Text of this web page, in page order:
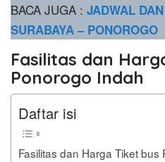
BACA JUGA : JADWAL
SURABAYA – PONOROGO
Fasilitas dan
Ponorogo Indah
Daftar isi
Fasilitas dan Harga Tiket bus